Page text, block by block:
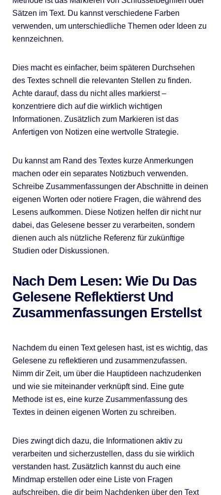
Sätzen im Text. Du kannst verschiedene Farben
verwenden, um unterschiedliche Themen oder Ideen zu
kennzeichnen.
Dies macht es einfacher, beim späteren Durchsehen
des Textes schnell die relevanten Stellen zu finden.
Achte darauf, dass du nicht alles markierst –
konzentriere dich auf die wirklich wichtigen
Informationen. Zusätzlich zum Markieren ist das
Anfertigen von Notizen eine wertvolle Strategie.
Du kannst am Rand des Textes kurze Anmerkungen
machen oder ein separates Notizbuch verwenden.
Schreibe Zusammenfassungen der Abschnitte in deinen
eigenen Worten oder notiere Fragen, die während des
Lesens aufkommen. Diese Notizen helfen dir nicht nur
dabei, das Gelesene besser zu verarbeiten, sondern
dienen auch als nützliche Referenz für zukünftige
Studien oder Diskussionen.
Nach Dem Lesen: Wie Du Das
Gelesene Reflektierst Und
Zusammenfassungen Erstellst
Nachdem du einen Text gelesen hast, ist es wichtig, das
Gelesene zu reflektieren und zusammenzufassen.
Nimm dir Zeit, um über die Hauptideen nachzudenken
und wie sie miteinander verknüpft sind. Eine gute
Methode ist es, eine kurze Zusammenfassung des
Textes in deinen eigenen Worten zu schreiben.
Dies zwingt dich dazu, die Informationen aktiv zu
verarbeiten und sicherzustellen, dass du sie wirklich
verstanden hast. Zusätzlich kannst du auch eine
Mindmap erstellen oder eine Liste von Fragen
aufschreiben, die dir beim Nachdenken über den Text